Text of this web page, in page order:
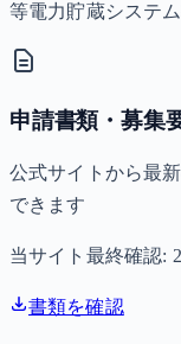
等電力貯蔵システ
申請書類・募集
公式サイトから最
できます
当サイト最終確認:
書類を確認